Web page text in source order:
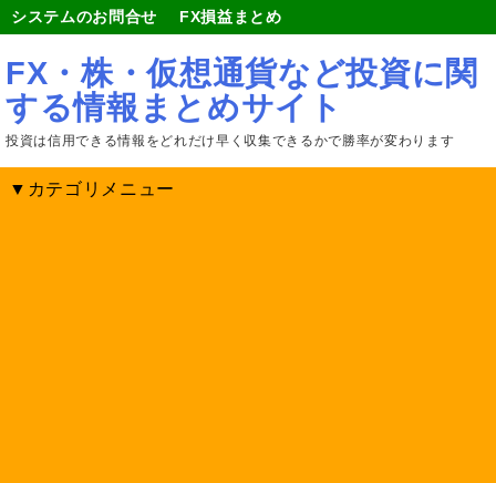
システムのお問合せ FX損益まとめ
FX・株・仮想通貨など投資に関
する情報まとめサイト
投資は信用できる情報をどれだけ早く収集できるかで勝率が変わります
▼カテゴリメニュー